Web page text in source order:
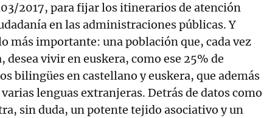
2017, para fijar los itinerarios de atención
en las administraciones públicas. Y
más importante: una población que, cada vez
desea vivir en euskera, como ese 25% de
bilingües en castellano y euskera, que además
lenguas extranjeras. Detrás de datos como
sin duda, un potente tejido asociativo y un